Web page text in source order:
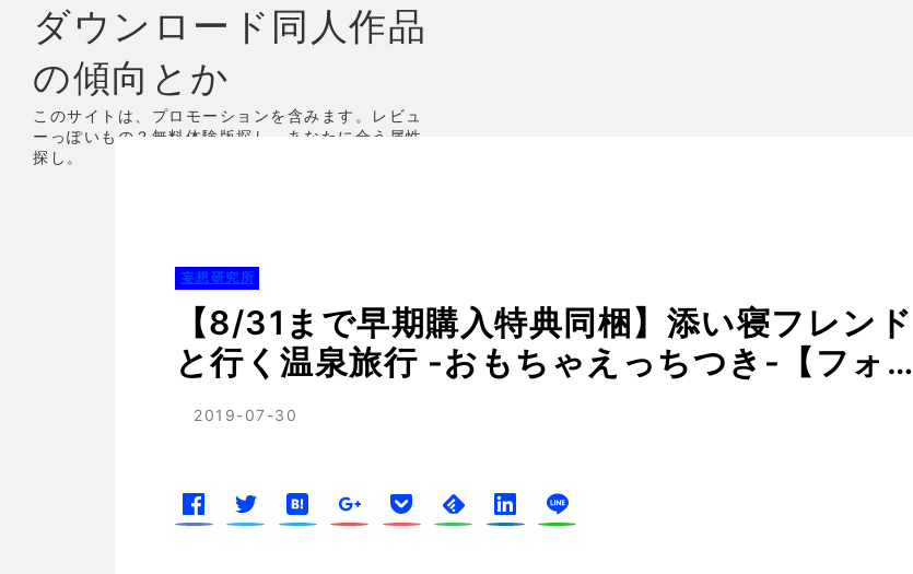
ダウンロード同人作品
の傾向とか
このサイトは、プロモーションを含みます。レビュ
ーっぽいもの？無料体験版探し、あなたに合う属性
探し。
妄想研究所
【8/31まで早期購入特典同梱】添い寝フレンド
と行く温泉旅行 -おもちゃえっちつき-【フォー
リー】 RJ259152 妄想研究所の傾向
2019-07-30